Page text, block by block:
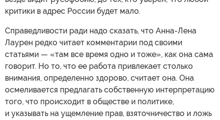
критики в адрес России будет мало.
Справедливости ради надо сказать, что Анна-Лена
Лаурен редко читает комментарии под своими
статьями — «там все время одно и тоже», как она сама
говорит. Но то, что ее работа привлекает столько
внимания, определенно здорово, считает она. Она
осмеливается предлагать собственную интерпретацию
того, что происходит в обществе и политике,
и указывать на ущемление прав, взяточничество и ложь